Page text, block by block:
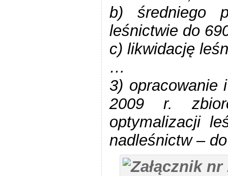
b) średniego
leśnictwie do
c) likwidację
…
3) opracowanie
2009 r.
optymalizacji
nadleśnictw –